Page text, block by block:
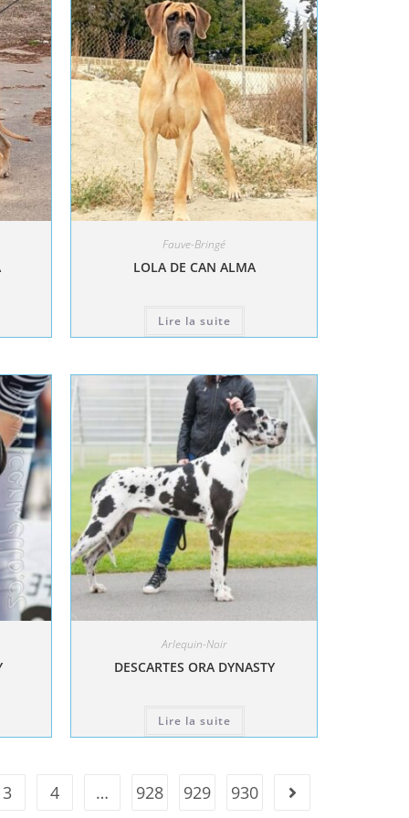
Fauve-Bringé
LOLA DE CAN ALMA
Lire la suite
Arlequin-Noir
DESCARTES ORA DYNASTY
Lire la suite
3 4 … 928 929 930